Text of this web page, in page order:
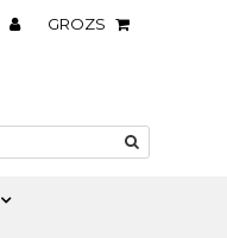
GROZS